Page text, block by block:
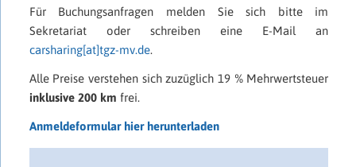
Für Buchungsanfragen melden Sie sich bitte im
Sekretariat oder schreiben eine E-Mail an
carsharing[at]tgz-mv.de.
Alle Preise verstehen sich zuzüglich 19 % Mehrwertsteuer
inklusive 200 km frei.
Anmeldeformular hier herunterladen